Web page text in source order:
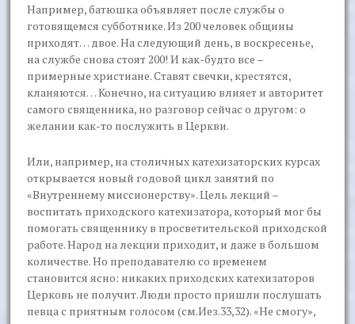
Например, батюшка объявляет после службы о
готовящемся субботнике. Из 200 человек общины
приходят… двое. На следующий день, в воскресенье,
на службе снова стоят 200! И как-будто все –
примерные христиане. Ставят свечки, крестятся,
кланяются… Конечно, на ситуацию влияет и авторитет
самого священника, но разговор сейчас о другом: о
желании как-то послужить в Церкви.
Или, например, на столичных катехизаторских курсах
открывается новый годовой цикл занятий по
«Внутреннему миссионерству». Цель лекций –
воспитать приходского катехизатора, который мог бы
помогать священнику в просветительской приходской
работе. Народ на лекции приходит, и даже в большом
количестве. Но преподавателю со временем
становится ясно: никаких приходских катехизаторов
Церковь не получит. Люди просто пришли послушать
певца с приятным голосом (см.Иез.33,32). «Не смогу»,